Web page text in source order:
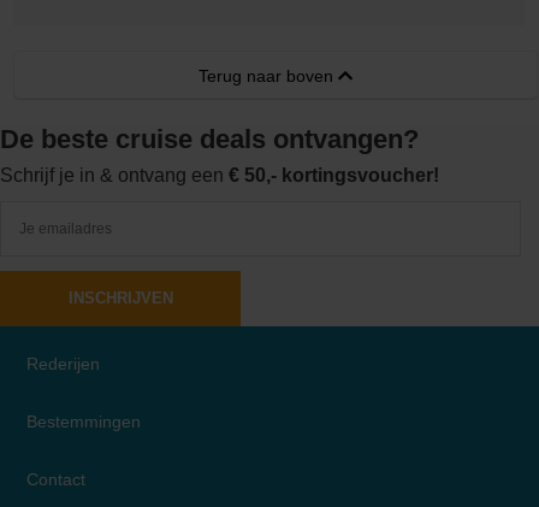
Terug naar boven
De beste cruise deals ontvangen?
Schrijf je in & ontvang een € 50,- kortingsvoucher!
INSCHRIJVEN
Rederijen
Bestemmingen
Contact